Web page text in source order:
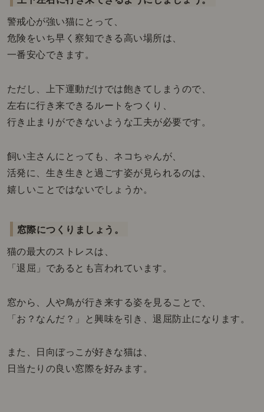
警戒心が強い猫にとって、
危険をいち早く察知できる高い場所は、
一番安心できます。
ただし、上下運動だけでは飽きてしまうので、
左右に行き来できるルートをつくり、
行き止まりができないような工夫が必要です。
飼い主さんにとっても、ネコちゃんが、
活発に、生き生きと過ごす姿が見られるのは、
嬉しいことではないでしょうか。
窓際につくりましょう。
猫の最大のストレスは、
「退屈」であるとも言われています。
窓から、人や鳥が行き来する姿を見ることで、
「お？なんだ？」と興味を引き、退屈防止になります。
また、日向ぼっこが好きな猫は、
日当たりの良い窓際を好みます。